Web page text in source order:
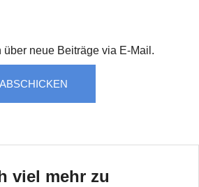
über neue Beiträge via E-Mail.
viel mehr zu